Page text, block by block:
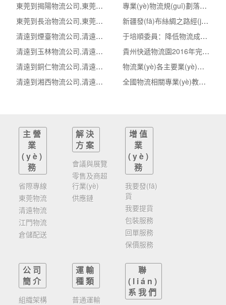
東莞到揭陽物流公司,東莞整車物流到揭陽,東莞至揭陽物流專線 - 天南
東莞到長治物流公司,東莞整車物流到長治,東莞至長治物流專線 - 天南
清遠到煙臺物流公司,清遠整車物流到煙臺,清遠至煙臺物流專線 - 天南
清遠到玉林物流公司,清遠整車物流到玉林,清遠至玉林物流專線 - 天南
清遠到銅仁物流公司,清遠整車物流到銅仁,清遠至銅仁物流專線 - 天南
清遠到湘西物流公司,清遠整車物流到湘西,清遠至湘西物流專線 - 天南
專業(yè)物流規(guī)劃落地-天津市快遞專業(yè)類物流專項規(guī)
新疆發(fā)布絲綢之路經(jīng)濟帶核心區(qū)商貿(mào)物流中心建
于培順委員：降低物流成本不是沒有物流成本
貴州快遞物流園2016年完成快件量逾3億票 產(chǎn)值超
物流業(yè)各主要業(yè)務指數(shù)全部翻紅
全國物流相關專業(yè)教師信息化大賽啟動
主營
業
(yè)
務
省際專線
東莞物流
清遠物流
江門物流
倉儲配送
解決
方案
會議與展覽
零售及商超
行業(yè)
供應鏈
增值
業
(yè)
務
我要發(fā)
貨
我要提貨
包裝服務
回單服務
保價服務
公司
簡介
組織架構
運輸
種類
普通運輸
聯
(lián)
系我們